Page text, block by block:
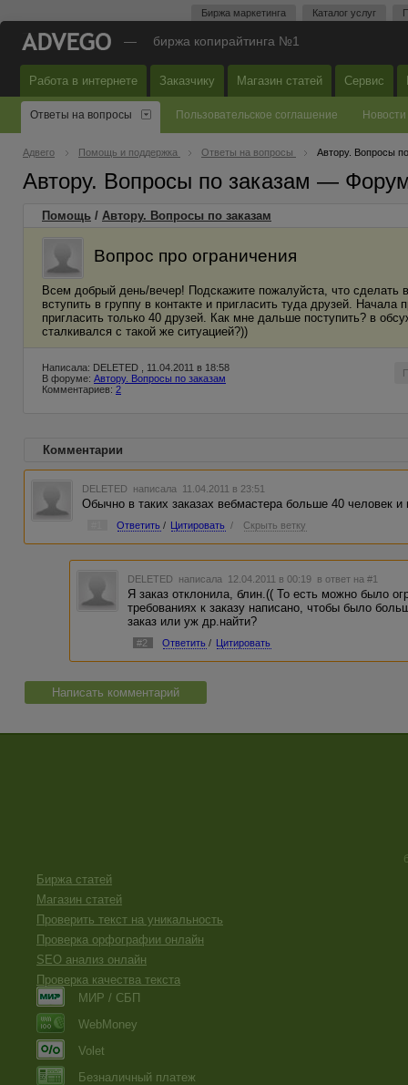
Биржа маркетинга Каталог услуг
— биржа копирайтинга №1
Работа в интернете Заказчику Магазин статей Сервис
Ответы на вопросы Пользовательское соглашение Новости
Адвего Помощь и поддержка Ответы на вопросы Автору. Вопросы
Автору. Вопросы по заказам —
Помощь / Автору. Вопросы по заказам
Вопрос про ограничения
Всем добрый день/вечер! Подскажите пожалуйста, что сделать
вступить в группу в контакте и пригласить туда друзей.
пригласить только 40 друзей. Как мне дальше поступить? в
сталкивался с такой же ситуацией?))
Написала: DELETED , 11.04.2011 в 18:58
В форуме: Автору. Вопросы по заказам
Комментариев: 2
Комментарии
DELETED написала 11.04.2011 в 23:51
Обычно в таких заказах вебмастера больше 40 человек и
Ответить / Цитировать / Скрыть ветку
DELETED написала 12.04.2011 в 00:19 в ответ на #1
Я заказ отклонила, блин.(( То есть можно было
требованиях к заказу написано, чтобы было
заказ или уж др.найти?
#2 Ответить / Цитировать
Написать комментарий
Биржа статей
Магазин статей
Проверить текст на уникальность
Проверка орфографии онлайн
SEO анализ онлайн
Проверка качества текста
МИР / СБП
WebMoney
Volet
Безналичный платеж